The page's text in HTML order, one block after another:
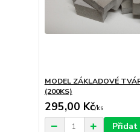
MODEL ZÁKLADOVÉ
(200KS)
295,00 Kč/ks
Přidat